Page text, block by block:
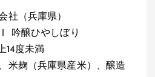
社（兵庫県）
吟醸ひやしぼり
14度未満
米麹（兵庫県産米）、醸造